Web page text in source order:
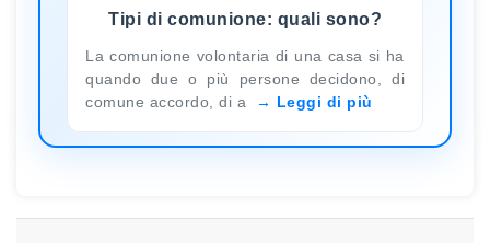
Tipi di comunione: quali sono?
La comunione volontaria di una casa si ha
quando due o più persone decidono, di
comune accordo, di a
Leggi di più